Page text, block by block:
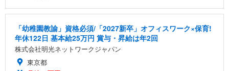
「幼稚園教諭」資格必須/「2027新卒」オフィスワーク×保育!
年休122日 基本給25万円 賞与・昇給は年2回
株式会社明光ネットワークジャパン
東京都